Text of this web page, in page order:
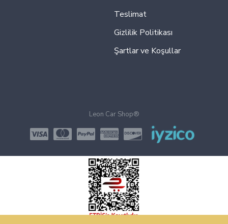
Teslimat
Gizlilik Politikası
Şartlar ve Koşullar
Leon Car Shop®